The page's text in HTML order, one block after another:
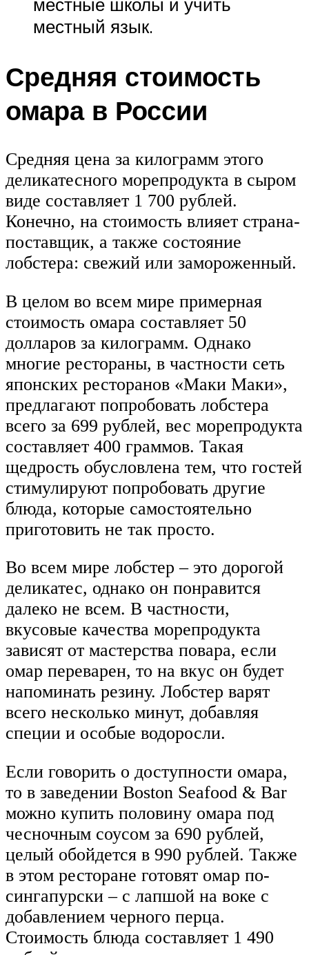
местные школы и учить
местный язык.
Средняя стоимость
омара в России
Средняя цена за килограмм этого
деликатесного морепродукта в сыром
виде составляет 1 700 рублей.
Конечно, на стоимость влияет страна-
поставщик, а также состояние
лобстера: свежий или замороженный.
В целом во всем мире примерная
стоимость омара составляет 50
долларов за килограмм. Однако
многие рестораны, в частности сеть
японских ресторанов «Маки Маки»,
предлагают попробовать лобстера
всего за 699 рублей, вес морепродукта
составляет 400 граммов. Такая
щедрость обусловлена тем, что гостей
стимулируют попробовать другие
блюда, которые самостоятельно
приготовить не так просто.
Во всем мире лобстер – это дорогой
деликатес, однако он понравится
далеко не всем. В частности,
вкусовые качества морепродукта
зависят от мастерства повара, если
омар переварен, то на вкус он будет
напоминать резину. Лобстер варят
всего несколько минут, добавляя
специи и особые водоросли.
Если говорить о доступности омара,
то в заведении Boston Seafood & Bar
можно купить половину омара под
чесночным соусом за 690 рублей,
целый обойдется в 990 рублей. Также
в этом ресторане готовят омар по-
сингапурски – с лапшой на воке с
добавлением черного перца.
Стоимость блюда составляет 1 490